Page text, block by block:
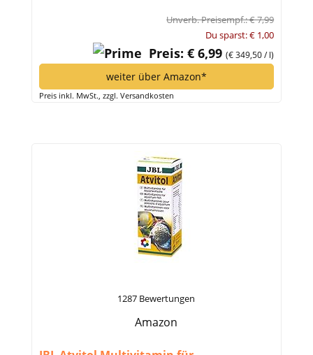
Unverb. Preisempf.: € 7,99
Du sparst: € 1,00
Preis: € 6,99(€ 349,50 / l)
weiter über Amazon*
Preis inkl. MwSt., zzgl. Versandkosten
1287 Bewertungen
Amazon